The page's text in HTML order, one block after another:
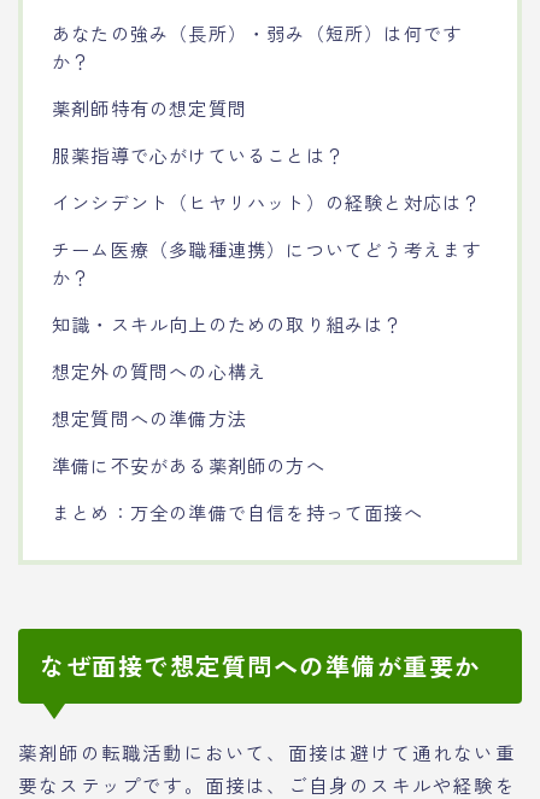
あなたの強み（長所）・弱み（短所）は何です
か？
薬剤師特有の想定質問
服薬指導で心がけていることは？
インシデント（ヒヤリハット）の経験と対応は？
チーム医療（多職種連携）についてどう考えます
か？
知識・スキル向上のための取り組みは？
想定外の質問への心構え
想定質問への準備方法
準備に不安がある薬剤師の方へ
まとめ：万全の準備で自信を持って面接へ
なぜ面接で想定質問への準備が重要か
薬剤師の転職活動において、面接は避けて通れない重
要なステップです。面接は、ご自身のスキルや経験を